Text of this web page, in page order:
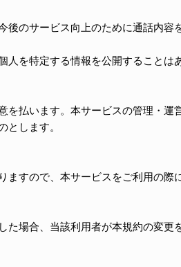
のサービス向上のために通話内容
を特定する情報を公開することは
払います。本サービスの管理・運
とします。
すので、本サービスをご利用の際
場合、当該利用者が本規約の変更